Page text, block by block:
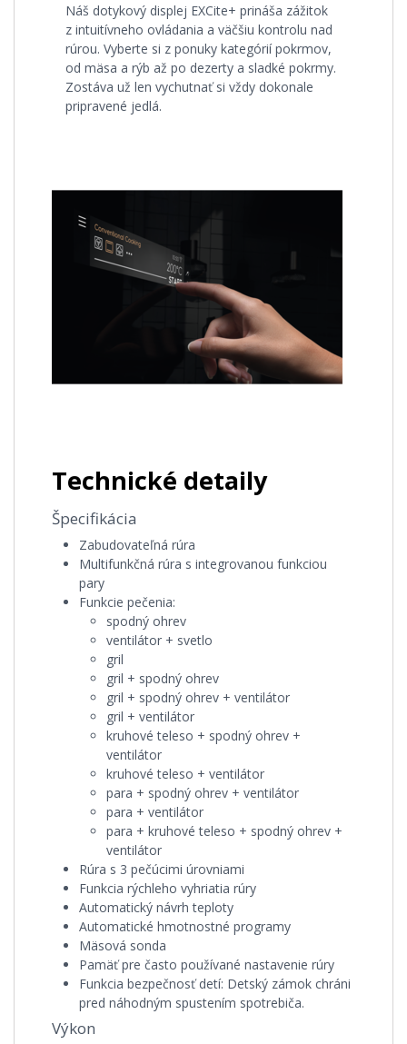
Náš dotykový displej EXCite+ prináša zážitok
z intuitívneho ovládania a väčšiu kontrolu nad
rúrou. Vyberte si z ponuky kategórií pokrmov,
od mäsa a rýb až po dezerty a sladké pokrmy.
Zostáva už len vychutnať si vždy dokonale
pripravené jedlá.
Technické detaily
Špecifikácia
Zabudovateľná rúra
Multifunkčná rúra s integrovanou funkciou
pary
Funkcie pečenia:
spodný ohrev
ventilátor + svetlo
gril
gril + spodný ohrev
gril + spodný ohrev + ventilátor
gril + ventilátor
kruhové teleso + spodný ohrev +
ventilátor
kruhové teleso + ventilátor
para + spodný ohrev + ventilátor
para + ventilátor
para + kruhové teleso + spodný ohrev +
ventilátor
Rúra s 3 pečúcimi úrovniami
Funkcia rýchleho vyhriatia rúry
Automatický návrh teploty
Automatické hmotnostné programy
Mäsová sonda
Pamäť pre často používané nastavenie rúry
Funkcia bezpečnosť detí: Detský zámok chráni
pred náhodným spustením spotrebiča.
Výkon